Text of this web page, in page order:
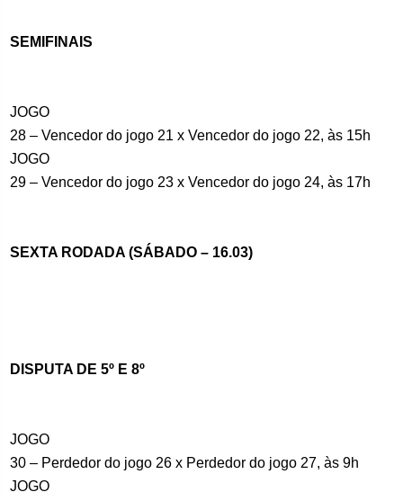
SEMIFINAIS
JOGO
28 – Vencedor do jogo 21 x Vencedor do jogo 22, às 15h
JOGO
29 – Vencedor do jogo 23 x Vencedor do jogo 24, às 17h
SEXTA RODADA (SÁBADO – 16.03)
DISPUTA DE 5º E 8º
JOGO
30 – Perdedor do jogo 26 x Perdedor do jogo 27, às 9h
JOGO